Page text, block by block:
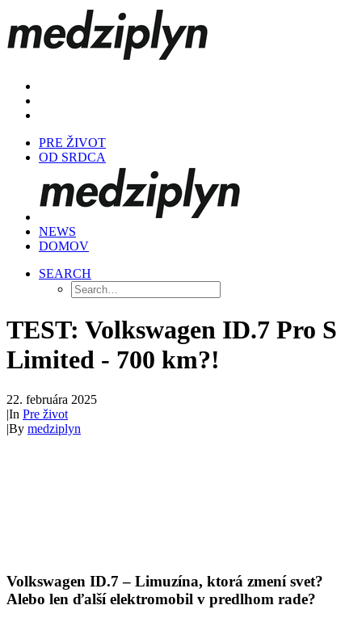
PRE ŽIVOT
OD SRDCA
NEWS
DOMOV
SEARCH
TEST: Volkswagen ID.7 Pro S
Limited - 700 km?!
22. februára 2025
|In Pre život
|By medziplyn
Volkswagen ID.7 – Limuzína, ktorá zmení svet?
Alebo len ďalší elektromobil v predlhom rade?